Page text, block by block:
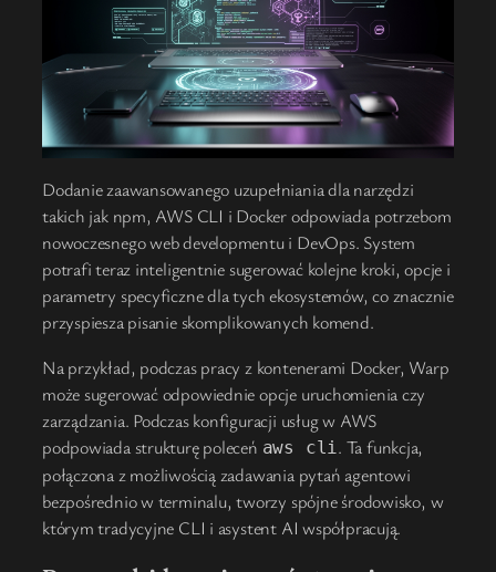
Dodanie zaawansowanego uzupełniania dla narzędzi
takich jak npm, AWS CLI i Docker odpowiada potrzebom
nowoczesnego web developmentu i DevOps. System
potrafi teraz inteligentnie sugerować kolejne kroki, opcje i
parametry specyficzne dla tych ekosystemów, co znacznie
przyspiesza pisanie skomplikowanych komend.
Na przykład, podczas pracy z kontenerami Docker, Warp
może sugerować odpowiednie opcje uruchomienia czy
zarządzania. Podczas konfiguracji usług w AWS
podpowiada strukturę poleceń aws cli . Ta funkcja,
połączona z możliwością zadawania pytań agentowi
bezpośrednio w terminalu, tworzy spójne środowisko, w
którym tradycyjne CLI i asystent AI współpracują.